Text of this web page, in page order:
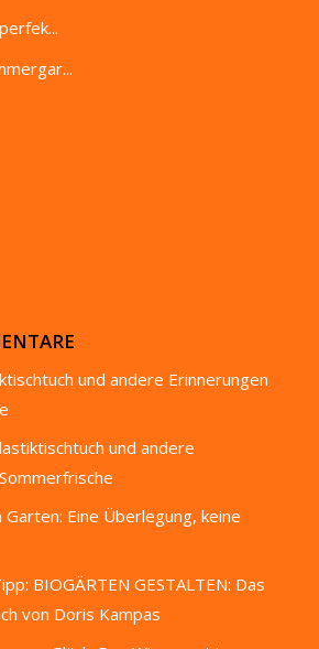
und andere Erinnerungen
und andere
Garten: Eine Überlegung, keine
BIOGÄRTEN GESTALTEN: Das
von Doris Kampas